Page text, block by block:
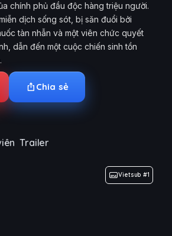
chính phủ đầu độc hàng triệu người.
dịch sống sót, bị săn đuổi bởi
tàn nhẫn và một viên chức quyết
dẫn đến một cuộc chiến sinh tồn
Chia sẻ
Trailer
Vietsub #1